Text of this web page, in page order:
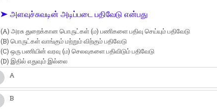
➤ அளவுச்சுவடின் அடிப்படை பதிவேடு என்பது
(A) அரசு துறைக்கான பொருட்கள் (ம) பணிகளை பதிவு செய்யும் பதிவேடு
(B) பொருட்கள் வாங்கும் மற்றும் விற்கும் பதிவேடு
(C) ஒரு பணியின் வரவு (ம) செலவுகளை பதிவிடும் பதிவேடு
(D) இதில் எதுவும் இல்லை
A
B